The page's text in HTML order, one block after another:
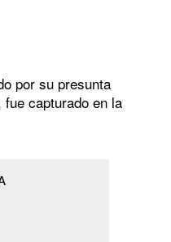
por su presunta
fue capturado en la